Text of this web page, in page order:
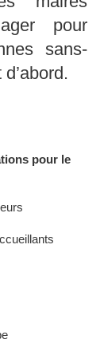
pour
sans-
pour le